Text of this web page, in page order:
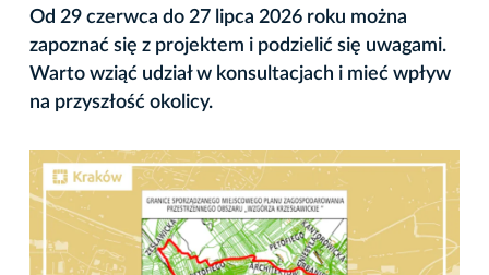
Od 29 czerwca do 27 lipca 2026 roku można
zapoznać się z projektem i podzielić się uwagami.
Warto wziąć udział w konsultacjach i mieć wpływ
na przyszłość okolicy.